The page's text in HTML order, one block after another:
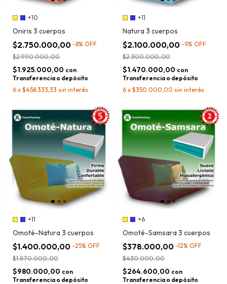
+10
Oniris 3 cuerpos
$2.750.000,00 -8% OFF
$2.990.000,00
$1.925.000,00 con
Transferencia o depósito
6 x $458.333,33 sin interés
+11
Natura 3 cuerpos
$2.100.000,00 -9% OFF
$2.300.000,00
$1.470.000,00 con
Transferencia o depósito
6 x $350.000,00 sin interés
+11
Omoté-Natura 3 cuerpos
$1.400.000,00 -25% OFF
$1.870.000,00
$980.000,00 con
Transferencia o depósito
+6
Omoté-Samsara 3 cuerpos
$378.000,00 -12% OFF
$430.000,00
$264.600,00 con
Transferencia o depósito